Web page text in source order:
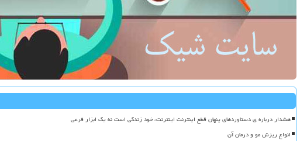
هشدار درباره ی دستاوردهای پنهان قطع اینترنت اینترنت، خود زندگی است نه یک ابزار فرعی
انواع ریزش مو و درمان آن